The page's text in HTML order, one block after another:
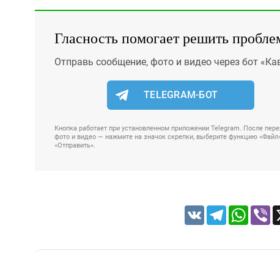
Гласность помогает решить
Отправь сообщение, фото и видео через бот
TELEGRAM-БОТ
Кнопка работает при установленном приложении Telegram. После
фото и видео — нажмите на значок скрепки, выберите функцию
«Отправить».
VK Telegram